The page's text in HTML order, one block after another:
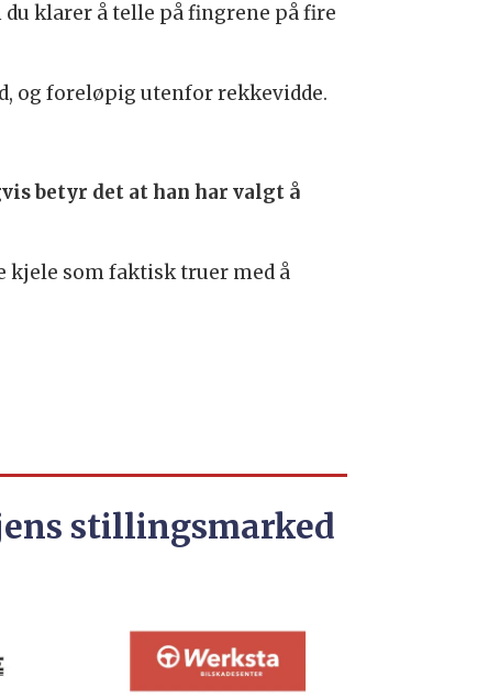
klarer å telle på fingrene på fire
og foreløpig utenfor rekkevidde.
betyr det at han har valgt å
kjele som faktisk truer med å
stillingsmarked